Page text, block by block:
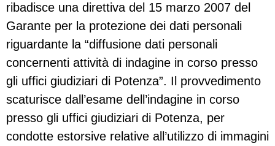
ribadisce una direttiva del 15 marzo 2007 del
Garante per la protezione dei dati personali
riguardante la “diffusione dati personali
concernenti attività di indagine in corso presso
gli uffici giudiziari di Potenza”. Il provvedimento
scaturisce dall’esame dell’indagine in corso
presso gli uffici giudiziari di Potenza, per
condotte estorsive relative all’utilizzo di immagini